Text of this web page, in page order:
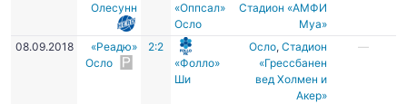
Олесунн
«Оппсал»
Осло
Стадион «АМФИ
Муа»
08.09.2018
«Реадю»
Осло
2:2
«Фолло»
Ши
Осло,Стадион
«Грессбанен
вед Холмен и
Акер»
—